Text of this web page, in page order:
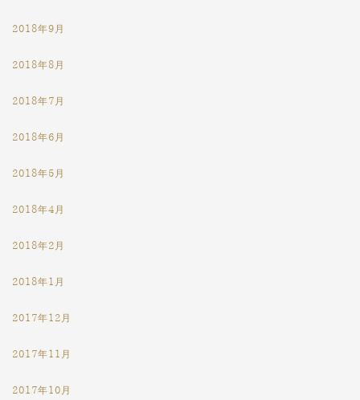
2018年9月
2018年8月
2018年7月
2018年6月
2018年5月
2018年4月
2018年2月
2018年1月
2017年12月
2017年11月
2017年10月